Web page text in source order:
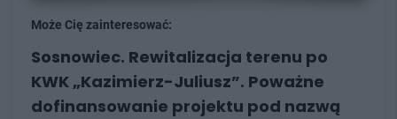
Może Cię zainteresować:
Sosnowiec. Rewitalizacja terenu po
KWK „Kazimierz-Juliusz”. Poważne
dofinansowanie projektu pod nazwą